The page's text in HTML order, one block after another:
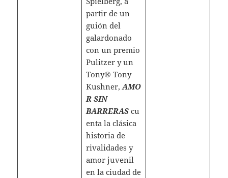
partir de un
guión del
galardonado
con un premio
Pulitzer y un
Tony® Tony
Kushner,AMO
R SIN
BARRERAScu
enta la clásica
historia de
rivalidades y
amor juvenil
en la ciudad de